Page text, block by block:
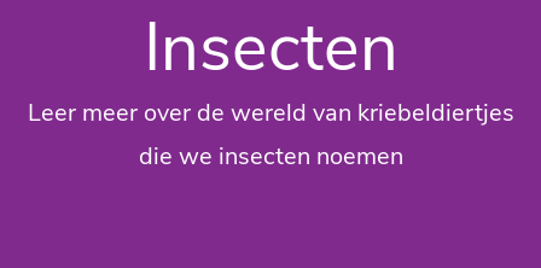
Insecten
Leer meer over de wereld van kriebeldiertjes
die we insecten noemen